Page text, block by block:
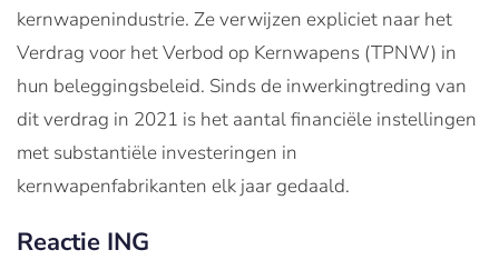
kernwapenindustrie. Ze verwijzen expliciet naar het
Verdrag voor het Verbod op Kernwapens (TPNW) in
hun beleggingsbeleid. Sinds de inwerkingtreding van
dit verdrag in 2021 is het aantal financiële instellingen
met substantiële investeringen in
kernwapenfabrikanten elk jaar gedaald.
Reactie ING